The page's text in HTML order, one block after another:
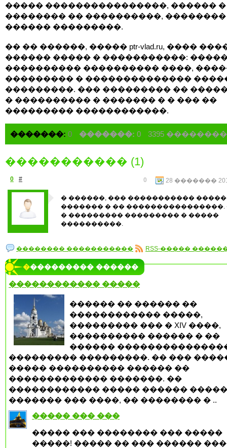
����� ����������������, ������ �
�������� �� ����������, ��������
������ ���������.
�� �� ������, ����� ptr-vlad.ru, ����
������ ����� � �����������:
���������� ���������� ����,
��������� � ��������������
���������. ��� ��������� ��
� ���������� � ������� � � ��� ��
��������� ������������.
�������: 0 �������: 0 3395
����������� (1)
0 # 28 �������
0
� ������, ��� �����������
������� � �� ����������������.
� ��������� ��������� � �����
����������.
�������� ����������� RSS-�����
���������� ������
������������ �����
������ �� ������ ��
������������ �����,
��������� ��� � XIV ����,
���������� ������ � ��
������
��������� ���������. �� ���
����� ���������� ������ ��
������������� �������. ��
������������ ����� ������
������� ��� ����, �� �������� � ..
����� ��� ���
����� ��� �������� ��� �����
�����! ����� �� ��� ������